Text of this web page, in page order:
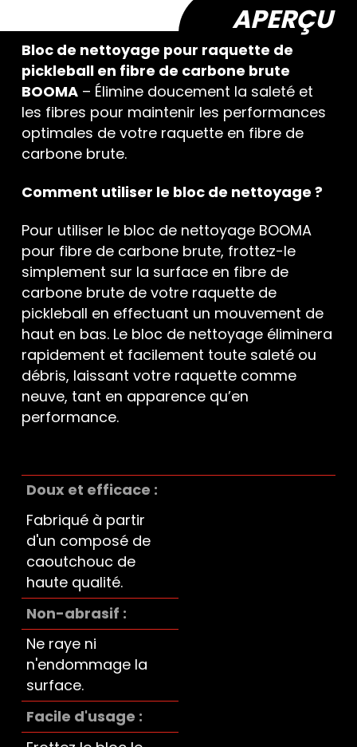
APERÇU
Bloc de nettoyage pour raquette de
pickleball en fibre de carbone brute
BOOMA– Élimine doucement la saleté et
les fibres pour maintenir les performances
optimales de votre raquette en fibre de
carbone brute.
Comment utiliser le bloc de nettoyage ?
Pour utiliser le bloc de nettoyage BOOMA
pour fibre de carbone brute, frottez-le
simplement sur la surface en fibre de
carbone brute de votre raquette de
pickleball en effectuant un mouvement de
haut en bas. Le bloc de nettoyage éliminera
rapidement et facilement toute saleté ou
débris, laissant votre raquette comme
neuve, tant en apparence qu’en
performance.
Doux et efficace
Fabriqué à partir
d'un composé de
caoutchouc de
haute qualité.
Non-abrasif
Ne raye ni
n'endommage la
surface.
Facile d'usage